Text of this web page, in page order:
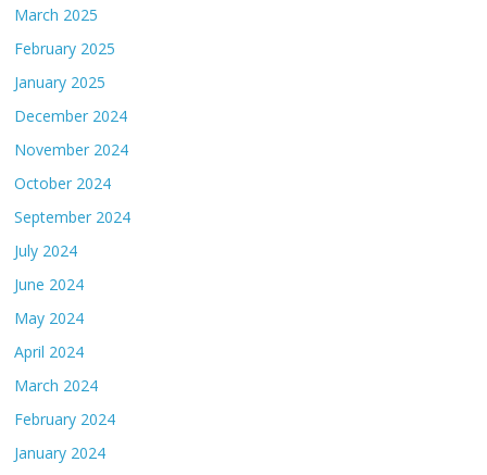
March 2025
February 2025
January 2025
December 2024
November 2024
October 2024
September 2024
July 2024
June 2024
May 2024
April 2024
March 2024
February 2024
January 2024